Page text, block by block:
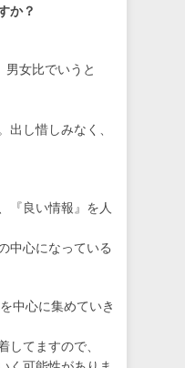
か？
女比でいうと
し惜しみなく、
『良い情報』を人
中心になっている
中心に集めていき
してますので、